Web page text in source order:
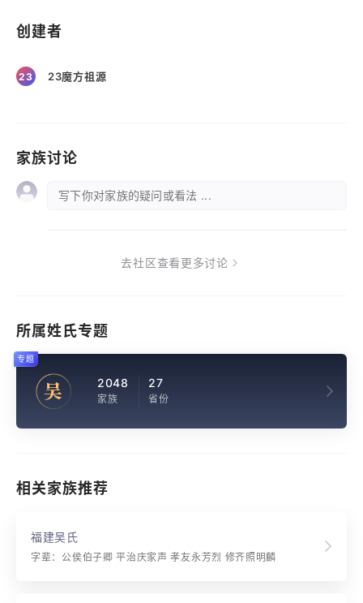
创建者
23 23魔方祖源
家族讨论
写下你对家族的疑问或看法 ...
去社区查看更多讨论
所属姓氏专题
吴 2048
家族
27
省份
专题
相关家族推荐
福建吴氏
字辈：公侯伯子卿 平治庆家声 孝友永芳烈 修齐照明麟